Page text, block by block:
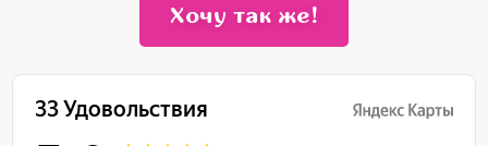
Хочу так же!